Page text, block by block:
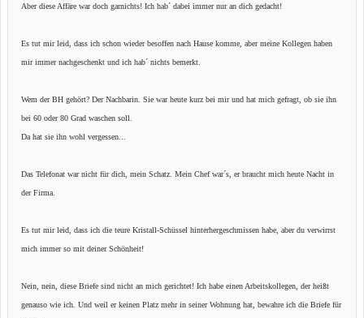
Aber diese Affäre war doch garnichts! Ich hab´ dabei immer nur an dich gedacht!
Es tut mir leid, dass ich schon wieder besoffen nach Hause komme, aber meine Kollegen haben
mir immer nachgeschenkt und ich hab´ nichts bemerkt.
Wem der BH gehört? Der Nachbarin. Sie war heute kurz bei mir und hat mich gefragt, ob sie ihn
bei 60 oder 80 Grad waschen soll.
Da hat sie ihn wohl vergessen...
Das Telefonat war nicht für dich, mein Schatz. Mein Chef war´s, er braucht mich heute Nacht in
der Firma.
Es tut mir leid, dass ich die teure Kristall-Schüssel hinterhergeschmissen habe, aber du verwirrst
mich immer so mit deiner Schönheit!
Nein, nein, diese Briefe sind nicht an mich gerichtet! Ich habe einen Arbeitskollegen, der heißt
genauso wie ich. Und weil er keinen Platz mehr in seiner Wohnung hat, bewahre ich die Briefe für